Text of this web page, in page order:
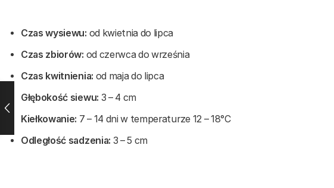
Czas wysiewu: od kwietnia do lipca
Czas zbiorów: od czerwca do września
Czas kwitnienia: od maja do lipca
Głębokość siewu: 3 – 4 cm
Kiełkowanie: 7 – 14 dni w temperaturze 12 – 18°C
Odległość sadzenia: 3 – 5 cm